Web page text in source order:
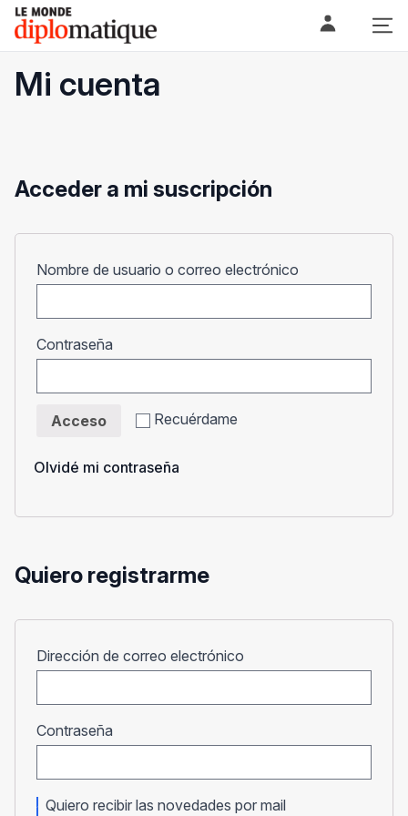
Skip
content
Le monde diplomatique
Mi cuenta
Acceder a mi suscripción
Nombre de usuario o correo electrónico
Contraseña
Recuérdame
Acceso
Olvidé mi contraseña
Quiero registrarme
Dirección de correo electrónico
Contraseña
Quiero recibir las novedades por mail